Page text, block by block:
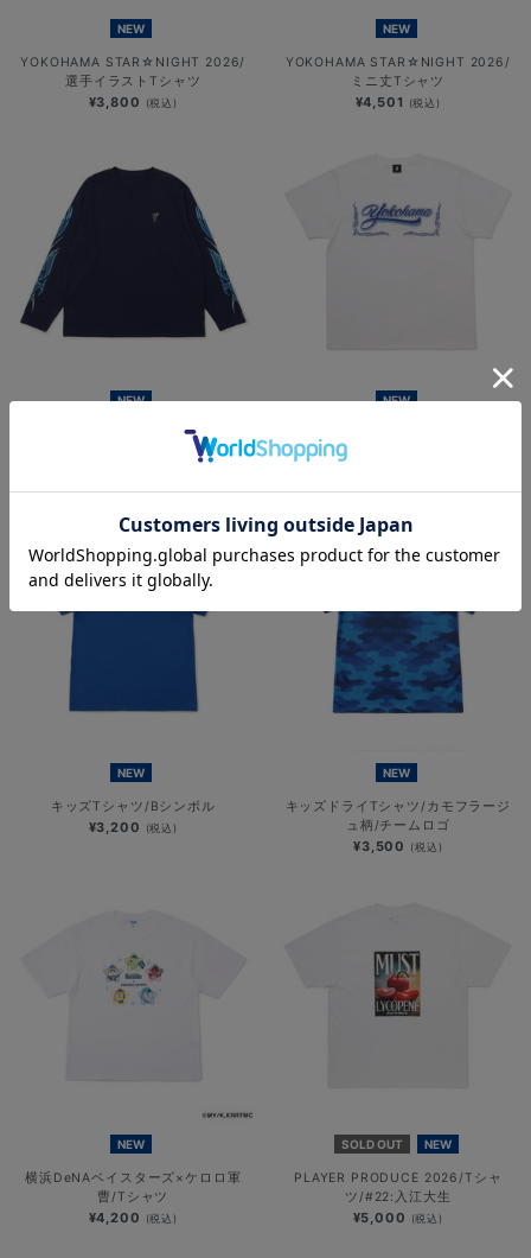
NEW
YOKOHAMA STAR☆NIGHT 2026/
選手イラストTシャツ
¥3,800 (税込)
NEW
YOKOHAMA STAR☆NIGHT 2026/
ミニ丈Tシャツ
¥4,501 (税込)
NEW
YOKOHAMA STAR☆NIGHT 2026/
NEW
×MOONEYES/発泡プリントTシャツ
NEW
キッズTシャツ/Bシンボル
¥3,200 (税込)
NEW
キッズドライTシャツ/カモフラージ
ュ柄/チームロゴ
¥3,500 (税込)
NEW
横浜DeNAベイスターズ×ケロロ軍
曹/Tシャツ
¥4,200 (税込)
SOLD OUT NEW
PLAYER PRODUCE 2026/Tシャ
ツ/#22:入江大生
¥5,000 (税込)